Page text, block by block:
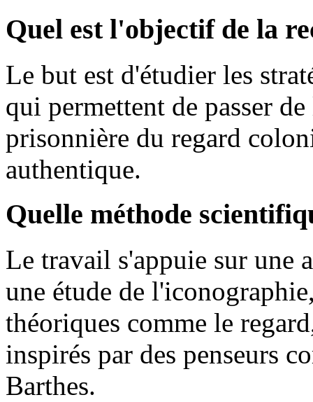
Quel est l'objectif de la
Le but est d'étudier les
qui permettent de passer
prisonnière du regard
authentique.
Quelle méthode
Le travail s'appuie sur une
une étude de
théoriques comme le
inspirés par des penseurs
Barthes.